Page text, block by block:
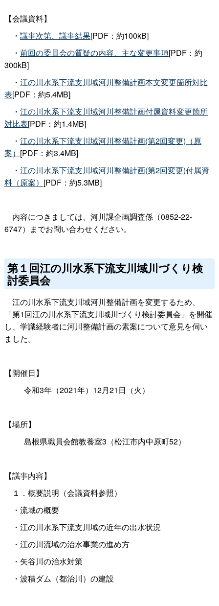
【会議資料】
・ 議事次第、議事結果[PDF：約100kB]
・ 前回の委員会の質疑の内容、主な変更事項[PDF：約
300kB]
・ 江の川水系下流支川域河川整備計画本文変更箇所対比
表[PDF：約5.4MB]
・ 江の川水系下流支川域河川整備計画付属資料変更箇所
対比表[PDF：約1.4MB]
・ 江の川水系下流支川域河川整備計画(第2回変更)（原
案） [PDF：約3.4MB]
・ 江の川水系下流支川域河川整備計画(第2回変更)付属資
料（原案） [PDF：約5.3MB]
内容につきましては、河川課企画調査係（0852-22-
6747）までお問い合わせください。
第１回江の川水系下流支川域川づくり検
討委員会
江の川水系下流支川域河川整備計画を変更するため、
「第1回江の川水系下流支川域川づくり検討委員会」を開催
し、学識経験者に河川整備計画の素案について意見を伺い
ました。
【開催日】
令和3年（2021年）12月21日（火）
【場所】
島根県職員会館教養室3（松江市内中原町52）
【議事内容】
１．概要説明（会議資料参照）
・流域の概要
・江の川水系下流支川域の近年の出水状況
・江の川流域の治水事業の進め方
・矢谷川の治水対策
・波積ダム（都治川）の建設